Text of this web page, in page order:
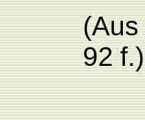
(Aus
92 f.)